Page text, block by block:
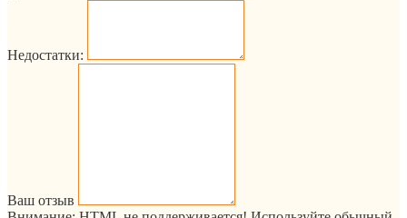
Недостатки:
Ваш отзыв